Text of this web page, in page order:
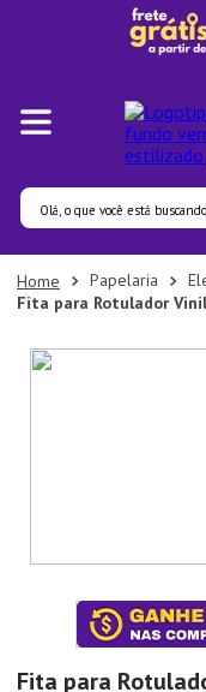
Olá, o que você está
Papelaria
Fita para Rotulador
Fita para
Termos mais
1 º
Pratos
2º
Panelas
7º
Copo
Aparelho
Lixeira
10
Panela